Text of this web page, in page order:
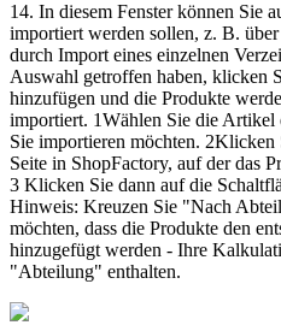
14. In diesem Fenster können Sie
importiert werden sollen, z. B.
durch Import eines einzelnen
Auswahl getroffen haben, klicken
hinzufügen und die Produkte
importiert. 1Wählen Sie die Artikel
Sie importieren möchten. 2Klicken
Seite in ShopFactory, auf der das
3 Klicken Sie dann auf die
Hinweis: Kreuzen Sie "Nach
möchten, dass die Produkte den
hinzugefügt werden - Ihre
"Abteilung" enthalten.